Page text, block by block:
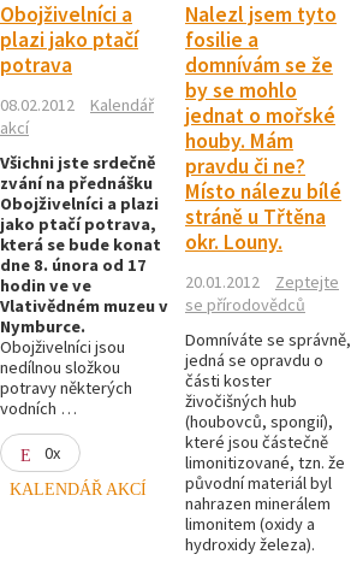
Obojživelníci a
plazi jako ptačí
potrava
08.02.2012
Kalendář
akcí
Všichni jste srdečně
zvání na přednášku
Obojživelníci a plazi
jako ptačí potrava,
která se bude konat
dne 8. února od 17
hodin ve ve
Vlativědném muzeu v
Nymburce.
Obojživelníci jsou
nedílnou složkou
potravy některých
vodních …
0x
KALENDÁŘ AKCÍ
Nalezl jsem tyto
fosilie a
domnívám se že
by se mohlo
jednat o mořské
houby. Mám
pravdu či ne?
Místo nálezu bílé
stráně u Třtěna
okr. Louny.
20.01.2012
Zeptejte
se přírodovědců
Domníváte se správně,
jedná se opravdu o
části koster
živočišných hub
(houbovců, spongií),
které jsou částečně
limonitizované, tzn. že
původní materiál byl
nahrazen minerálem
limonitem (oxidy a
hydroxidy železa).